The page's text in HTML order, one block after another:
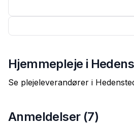
Hjemmepleje i
Se plejeleverandører i
Anmeldelser (7)